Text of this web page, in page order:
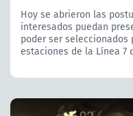
Hoy se abrieron las
interesados puedan
poder ser
estaciones de la Línea 7